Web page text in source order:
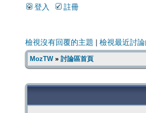
登入 註冊
檢視沒有回覆的主題 檢視最近討論
MozTW» 討論區首頁